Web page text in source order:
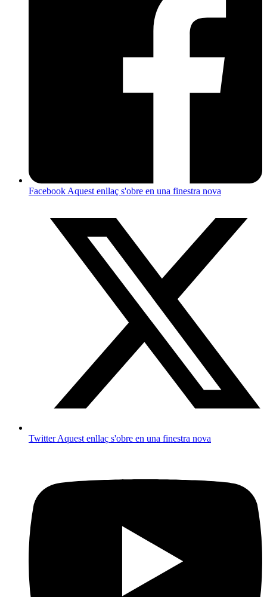
FacebookAquest enllaç s'obre en una finestra nova
TwitterAquest enllaç s'obre en una finestra nova